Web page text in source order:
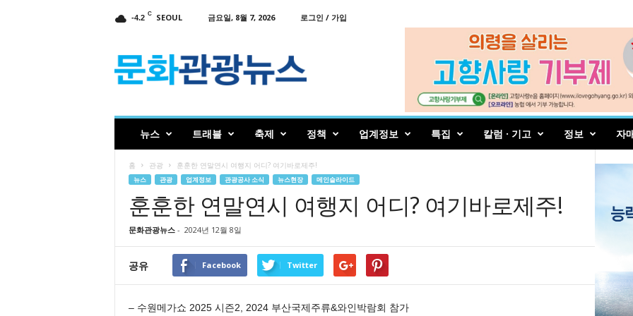
-4.2 C SEOUL 금요일, 8월 7, 2026
로그인 / 가입
넷
신
뉴스 트래블 축제 정책 업계정보 특집 칼럼 · 기고 정보 자
홈 관광 훈훈한 연말연시 여행지 어디? 여기바로제주!
뉴스 관광 업계정보 관광공사 소식 뉴스현장 메인슬라이드
훈훈한 연말연시 여행지 어디? 여기바로제주!
문화관광뉴스- 2024년 12월 8일
공유 Facebook Twitter
– 수원메가쇼 2025 시즌2, 2024 부산국제주류&와인박람회 참가